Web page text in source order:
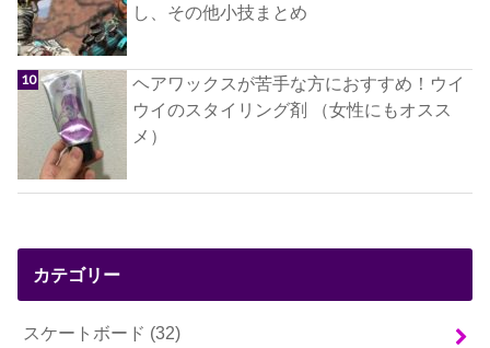
し、その他小技まとめ
ヘアワックスが苦手な方におすすめ！ウイ
ウイのスタイリング剤 （女性にもオスス
メ）
カテゴリー
スケートボード (32)